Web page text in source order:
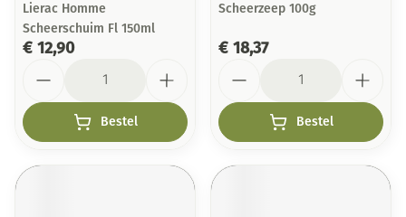
Lierac Homme
Scheerschuim Fl 150ml
€ 12,90
Bestel
Scheerzeep 100g
€ 18,37
Bestel